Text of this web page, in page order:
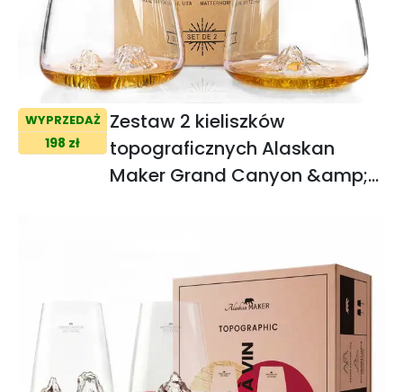
WYPRZEDAŻ
198 zł
Zestaw 2 kieliszków
topograficznych Alaskan
Maker Grand Canyon &amp;